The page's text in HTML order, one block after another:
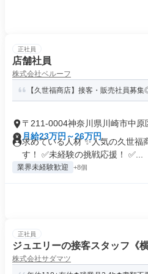
正社員
店舗社員
株式会社ベルーフ
【久世福商店】接客・販売社員募
〒211-0004神奈川県川崎市中原
月給23万円～26万円
求めている人材 ✨人気の久世福
す！ ✅未経験の挑戦応援！ ✅...
業界未経験歓迎 +8個
正社員
ジュエリーの接客スタッフ《
株式会社サダマツ